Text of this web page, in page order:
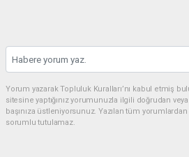
Yorum yazarak Topluluk Kuralları’nı kabul etmiş
sitesine yaptığınız yorumunuzla ilgili doğrudan
başınıza üstleniyorsunuz. Yazılan tüm
sorumlu tutulamaz.